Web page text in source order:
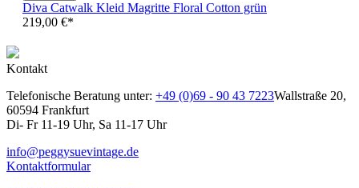
Diva Catwalk Kleid Magritte Floral Cotton grün
219,00 €*
Kontakt
Telefonische Beratung unter: +49 (0)69 - 90 43 7223Wallstraße 20,
60594 Frankfurt
Di- Fr 11-19 Uhr, Sa 11-17 Uhr
info@peggysuevintage.de
Kontaktformular